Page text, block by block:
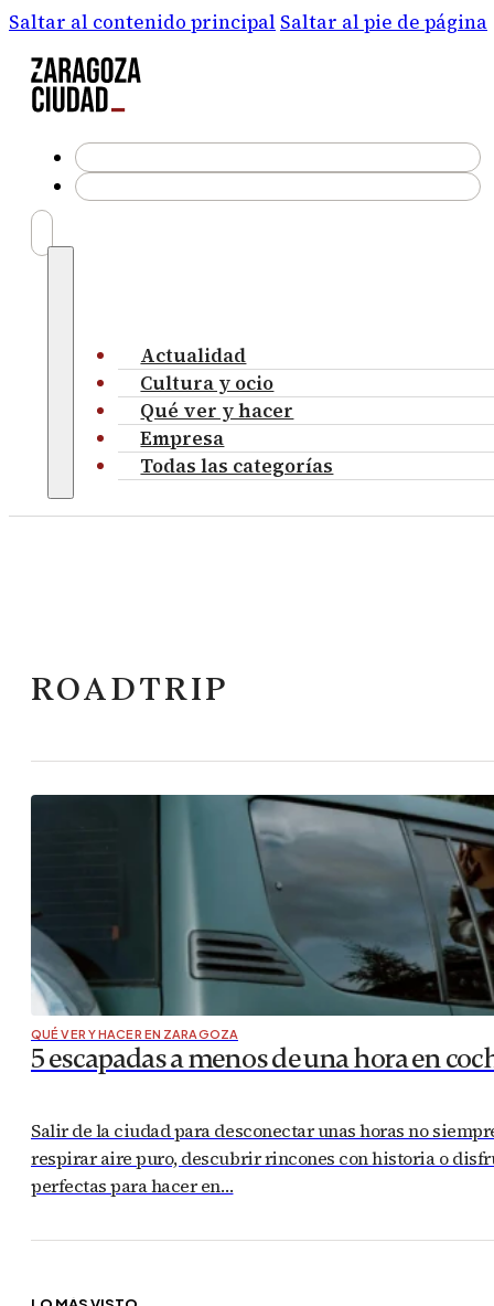
Saltar al contenido principal Saltar al pie de página
Actualidad
Cultura y ocio
Qué ver y hacer
Empresa
Todas las categorías
ROADTRIP
QUÉ VER Y HACER EN ZARAGOZA
5 escapadas a menos de una hora en
Salir de la ciudad para desconectar unas horas no
respirar aire puro, descubrir rincones con historia o
perfectas para hacer en…